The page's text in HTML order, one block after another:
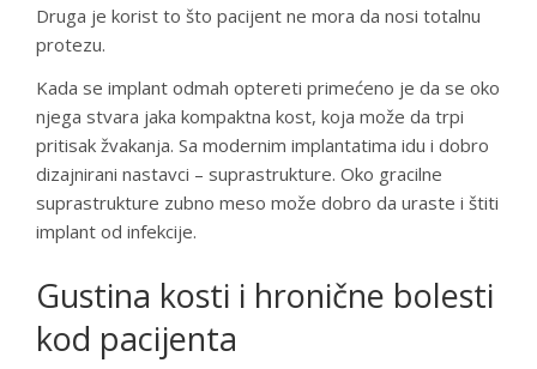
Druga je korist to što pacijent ne mora da nosi totalnu
protezu.
Kada se implant odmah optereti primećeno je da se oko
njega stvara jaka kompaktna kost, koja može da trpi
pritisak žvakanja. Sa modernim implantatima idu i dobro
dizajnirani nastavci – suprastrukture. Oko gracilne
suprastrukture zubno meso može dobro da uraste i štiti
implant od infekcije.
Gustina kosti i hronične bolesti
kod pacijenta